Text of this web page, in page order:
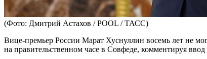
(Фото: Дмитрий Астахов / POOL / ТАСС)
Вице-премьер России Марат Хуснуллин восемь лет не
на правительственном часе в Совфеде, комментируя